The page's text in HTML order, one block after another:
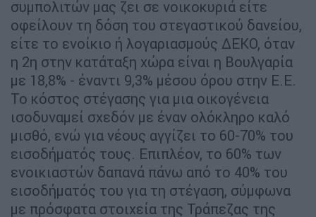
συμπολιτών μας ζει σε νοικοκυριά είτε
οφείλουν τη δόση του στεγαστικού δανείου,
είτε το ενοίκιο ή λογαριασμούς ΔΕΚΟ, όταν
η 2η στην κατάταξη χώρα είναι η Βουλγαρία
με 18,8% - έναντι 9,3% μέσου όρου στην Ε.Ε.
Το κόστος στέγασης για μια οικογένεια
ισοδυναμεί σχεδόν με έναν ολόκληρο καλό
μισθό, ενώ για νέους αγγίζει το 60-70% του
εισοδήματός τους. Επιπλέον, το 60% των
ενοικιαστών δαπανά πάνω από το 40% του
εισοδήματός του για τη στέγαση, σύμφωνα
με πρόσφατα στοιχεία της Τράπεζας της